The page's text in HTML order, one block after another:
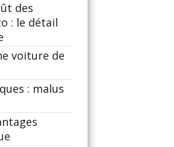
des
: le détail
voiture de
: malus